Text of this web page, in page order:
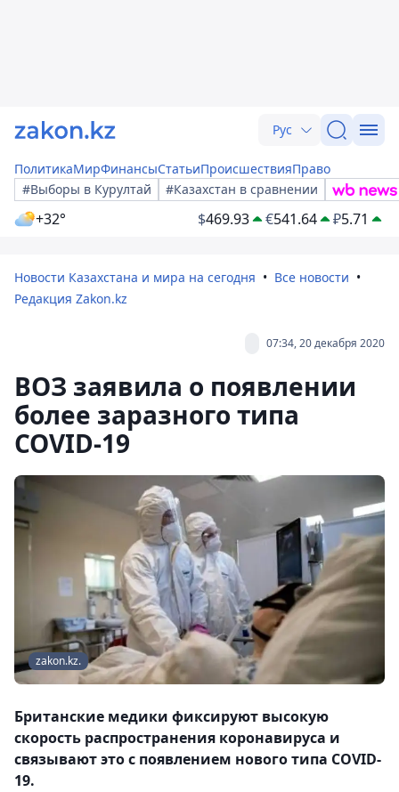
Рус
ПолитикаМирФинансыСтатьиПроисшествияПраво
#Выборы в Курултай
#Казахстан в сравнении
+32° $469.93 €541.64 ₽5.71
Новости Казахстана и мира на сегодня
Все новости
Редакция Zakon.kz
07:34, 20 декабря 2020
ВОЗ заявила о появлении
более заразного типа
COVID-19
zakon.kz.
Британские медики фиксируют высокую
скорость распространения коронавируса и
связывают это с появлением нового типа COVID-
19.